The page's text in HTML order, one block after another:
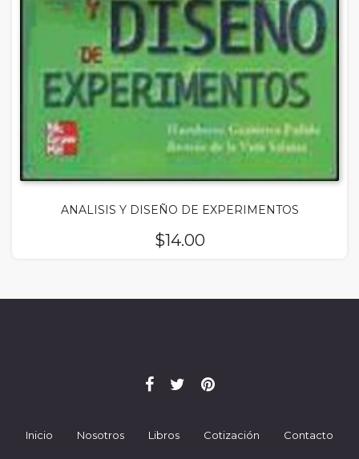
ANALISIS Y DISEÑO DE EXPERIMENTOS
$14.00
Inicio Nosotros Libros Cotización Contacto